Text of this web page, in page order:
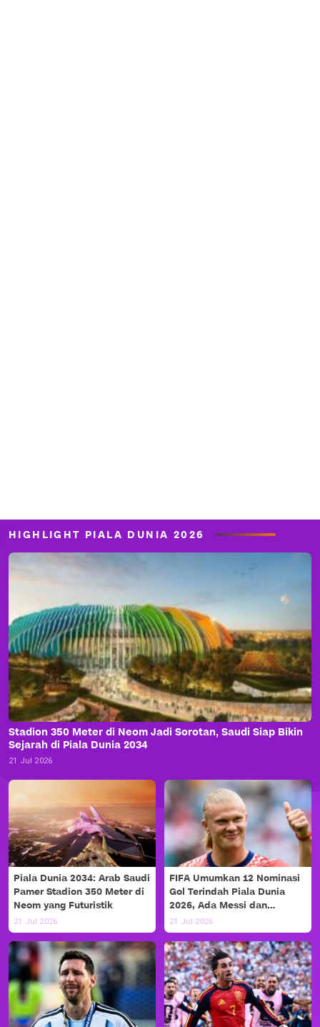
HIGHLIGHT PIALA DUNIA 2026
Stadion 350 Meter di Neom Jadi Sorotan, Saudi Siap Bikin
Sejarah di Piala Dunia 2034
21 Jul 2026
Piala Dunia 2034: Arab Saudi
Pamer Stadion 350 Meter di
Neom yang Futuristik
21 Jul 2026
FIFA Umumkan 12 Nominasi
Gol Terindah Piala Dunia
2026, Ada Messi dan
Haaland!
21 Jul 2026